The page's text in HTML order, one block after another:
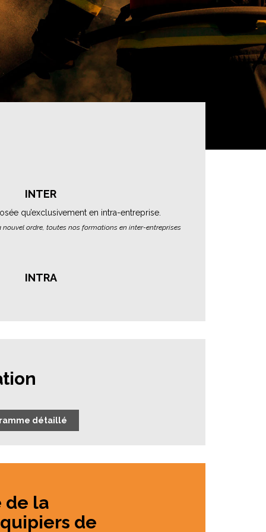
INTER
qu’exclusivement en intra-entreprise.
nouvel ordre, toutes nos formations en inter-entreprises
INTRA
détaillé
de la
de